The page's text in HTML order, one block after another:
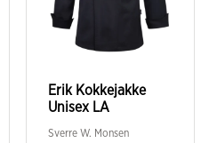
Erik Kokkejakke
Unisex LA
Sverre W. Monsen